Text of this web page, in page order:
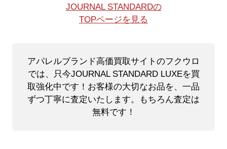
JOURNAL STANDARDの
TOPページを見る
アパレルブランド高価買取サイトのフクウロ
では、只今JOURNAL STANDARD LUXEを買
取強化中です！ お客様の大切なお品を、一品
ずつ丁寧に査定いたします。もちろん査定は
無料です！